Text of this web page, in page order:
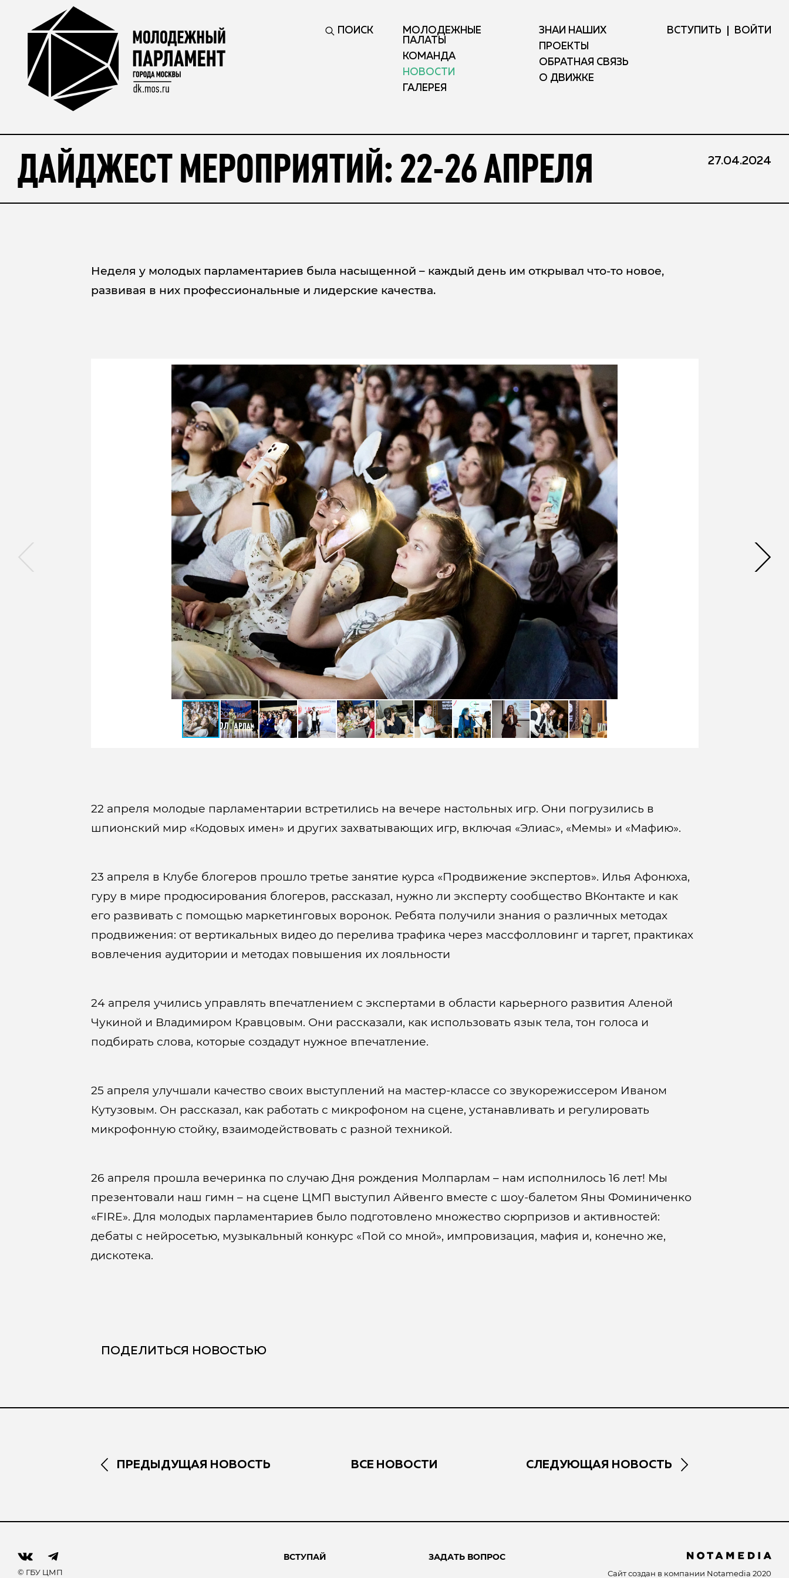
ПОИСК
МОЛОДЕЖНЫЕ
ПАЛАТЫ
КОМАНДА
НОВОСТИ
ГАЛЕРЕЯ
ЗНАЙ НАШИХ
ПРОЕКТЫ
ОБРАТНАЯ СВЯЗЬ
О ДВИЖКЕ
ВСТУПИТЬ ВОЙТИ
ДАЙДЖЕСТ МЕРОПРИЯТИЙ: 22-26 АПРЕЛЯ 27.04.2024
Неделя у молодых парламентариев была насыщенной – каждый день им открывал что-то новое,
развивая в них профессиональные и лидерские качества.
22 апреля молодые парламентарии встретились на вечере настольных игр. Они погрузились в
шпионский мир «Кодовых имен» и других захватывающих игр, включая «Элиас», «Мемы» и «Мафию».
23 апреля в Клубе блогеров прошло третье занятие курса «Продвижение экспертов». Илья Афонюха,
гуру в мире продюсирования блогеров, рассказал, нужно ли эксперту сообщество ВКонтакте и как
его развивать с помощью маркетинговых воронок. Ребята получили знания о различных методах
продвижения: от вертикальных видео до перелива трафика через массфолловинг и таргет, практиках
вовлечения аудитории и методах повышения их лояльности
24 апреля учились управлять впечатлением с экспертами в области карьерного развития Аленой
Чукиной и Владимиром Кравцовым. Они рассказали, как использовать язык тела, тон голоса и
подбирать слова, которые создадут нужное впечатление.
25 апреля улучшали качество своих выступлений на мастер-классе со звукорежиссером Иваном
Кутузовым. Он рассказал, как работать с микрофоном на сцене, устанавливать и регулировать
микрофонную стойку, взаимодействовать с разной техникой.
26 апреля прошла вечеринка по случаю Дня рождения Молпарлам – нам исполнилось 16 лет! Мы
презентовали наш гимн – на сцене ЦМП выступил Айвенго вместе с шоу-балетом Яны Фоминиченко
«FIRE». Для молодых парламентариев было подготовлено множество сюрпризов и активностей:
дебаты с нейросетью, музыкальный конкурс «Пой со мной», импровизация, мафия и, конечно же,
дискотека.
ПОДЕЛИТЬСЯ НОВОСТЬЮ
ПРЕДЫДУЩАЯ НОВОСТЬ ВСЕ НОВОСТИ СЛЕДУЮЩАЯ НОВОСТЬ
© ГБУ ЦМП
ВСТУПАЙ ЗАДАТЬ ВОПРОС
Сайт создан в компании Notamedia 2020